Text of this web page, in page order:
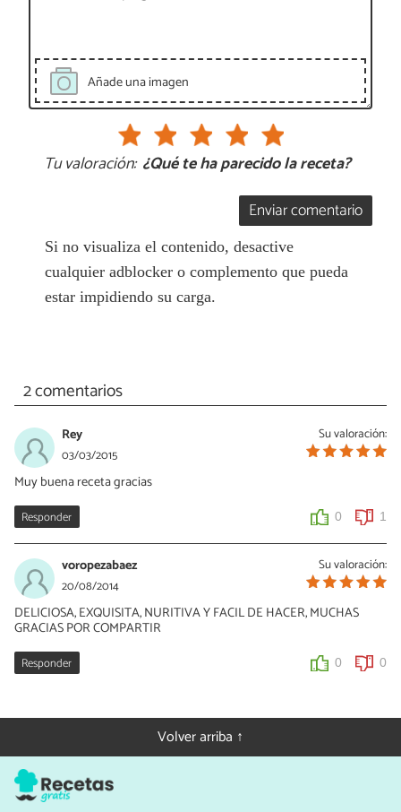
Añade una imagen
Tu valoración: ¿Qué te ha parecido la receta?
Enviar comentario
Si no visualiza el contenido, desactive
cualquier adblocker o complemento que pueda
estar impidiendo su carga.
2 comentarios
Su valoración:
Rey
03/03/2015
Muy buena receta gracias
Responder 0 1
Su valoración:
voropezabaez
20/08/2014
DELICIOSA, EXQUISITA, NURITIVA Y FACIL DE HACER, MUCHAS
GRACIAS POR COMPARTIR
Responder 0 0
Volver arriba ↑